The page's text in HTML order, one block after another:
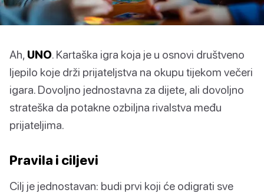
Ah, UNO. Kartaška igra koja je u osnovi društveno
ljepilo koje drži prijateljstva na okupu tijekom večeri
igara. Dovoljno jednostavna za dijete, ali dovoljno
strateška da potakne ozbiljna rivalstva među
prijateljima.
Pravila i ciljevi
Cilj je jednostavan: budi prvi koji će odigrati sve